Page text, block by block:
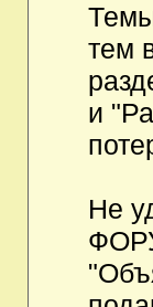
тем
и
Не